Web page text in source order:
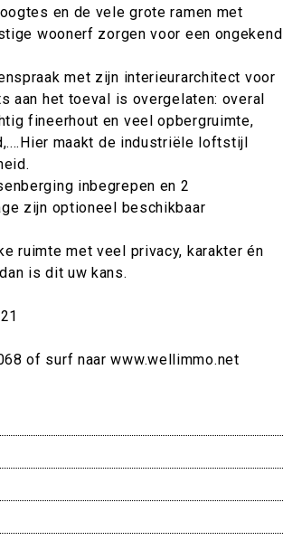
en de vele grote ramen met
woonerf zorgen voor een ongekend
met zijn interieurarchitect voor
aan het toeval is overgelaten: overal
fineerhout en veel opbergruimte,
maakt de industriële loftstijl
inbegrepen en 2
zijn optioneel beschikbaar
ruimte met veel privacy, karakter én
is dit uw kans.
of surf naar www.wellimmo.net